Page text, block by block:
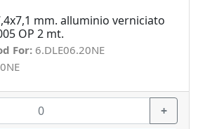
mm. alluminio verniciato
OP 2 mt.
For: 6.DLE06.20NE
+